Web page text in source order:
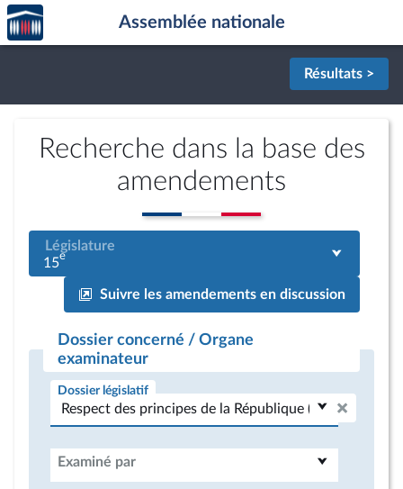
Aller au contenu
Aller en bas de la page
Accèder
à la
page
Assemblée nationale
Résultats >
Recherche dans la base des
amendements
Législature
15e
Suivre les amendements en discussion
Dossier concerné / Organe
examinateur
Dossier législatif
Examiné par